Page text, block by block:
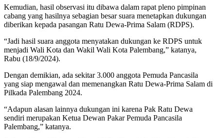
Kemudian, hasil observasi itu dibawa dalam rapat pleno pimpinan
cabang yang hasilnya sebagian besar suara menetapkan dukungan
diberikan kepada pasangan Ratu Dewa-Prima Salam (RDPS).
“Jadi hasil suara anggota menyatakan dukungan ke RDPS untuk
menjadi Wali Kota dan Wakil Wali Kota Palembang,” katanya,
Rabu (18/9/2024).
Dengan demikian, ada sekitar 3.000 anggota Pemuda Pancasila
yang siap mengawal dan memenangkan Ratu Dewa-Prima Salam di
Pilkada Palembang 2024.
“Adapun alasan lainnya dukungan ini karena Pak Ratu Dewa
sendiri merupakan Ketua Dewan Pakar Pemuda Pancasila
Palembang,” katanya.